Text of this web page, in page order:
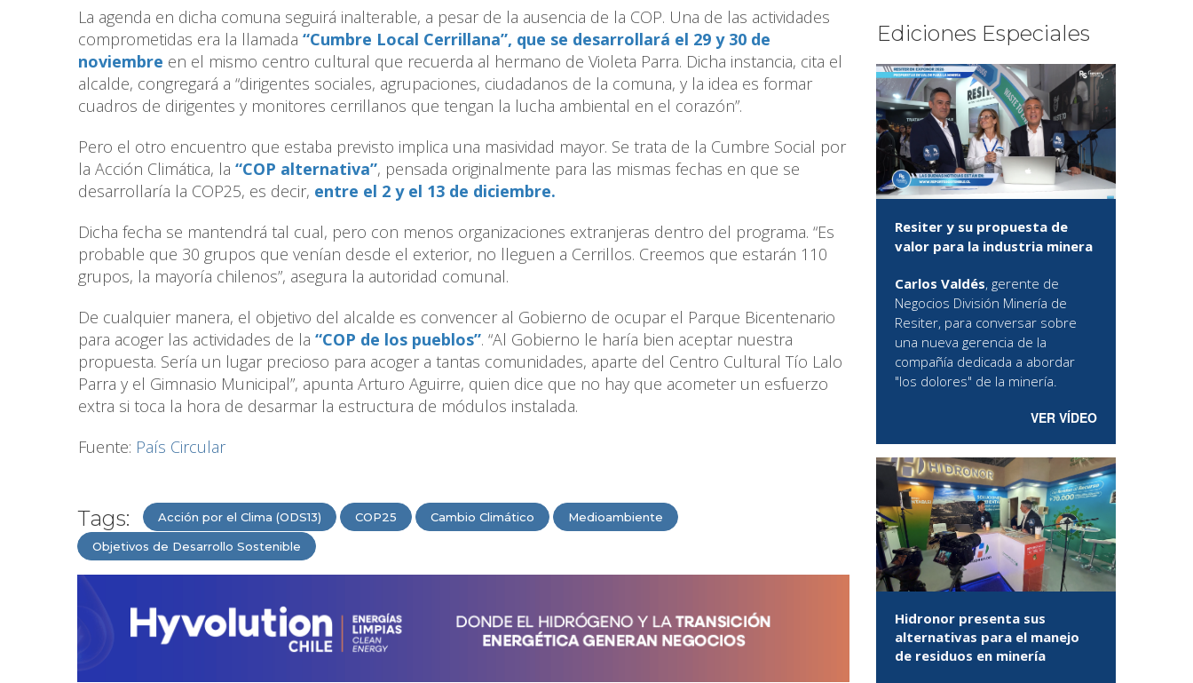
La agenda en dicha comuna seguirá inalterable, a pesar de la ausencia de la COP. Una de las actividades
comprometidas era la llamada “Cumbre Local Cerrillana”, que se desarrollará el 29 y 30 de
noviembre en el mismo centro cultural que recuerda al hermano de Violeta Parra. Dicha instancia, cita el
alcalde, congregará a “dirigentes sociales, agrupaciones, ciudadanos de la comuna, y la idea es formar
cuadros de dirigentes y monitores cerrillanos que tengan la lucha ambiental en el corazón”.
Pero el otro encuentro que estaba previsto implica una masividad mayor. Se trata de la Cumbre Social por
la Acción Climática, la “COP alternativa”, pensada originalmente para las mismas fechas en que se
desarrollaría la COP25, es decir, entre el 2 y el 13 de diciembre.
Dicha fecha se mantendrá tal cual, pero con menos organizaciones extranjeras dentro del programa. “Es
probable que 30 grupos que venían desde el exterior, no lleguen a Cerrillos. Creemos que estarán 110
grupos, la mayoría chilenos”, asegura la autoridad comunal.
De cualquier manera, el objetivo del alcalde es convencer al Gobierno de ocupar el Parque Bicentenario
para acoger las actividades de la “COP de los pueblos”. “Al Gobierno le haría bien aceptar nuestra
propuesta. Sería un lugar precioso para acoger a tantas comunidades, aparte del Centro Cultural Tío Lalo
Parra y el Gimnasio Municipal”, apunta Arturo Aguirre, quien dice que no hay que acometer un esfuerzo
extra si toca la hora de desarmar la estructura de módulos instalada.
Fuente: País Circular
Tags: Acción por el Clima (ODS13) COP25 Cambio Climático Medioambiente
Objetivos de Desarrollo Sostenible
Ediciones Especiales
Resiter y su propuesta de
valor para la industria minera
Carlos Valdés, gerente de
Negocios División Minería de
Resiter, para conversar sobre
una nueva gerencia de la
compañía dedicada a abordar
"los dolores" de la minería.
VER VÍDEO
Hidronor presenta sus
alternativas para el manejo
de residuos en minería